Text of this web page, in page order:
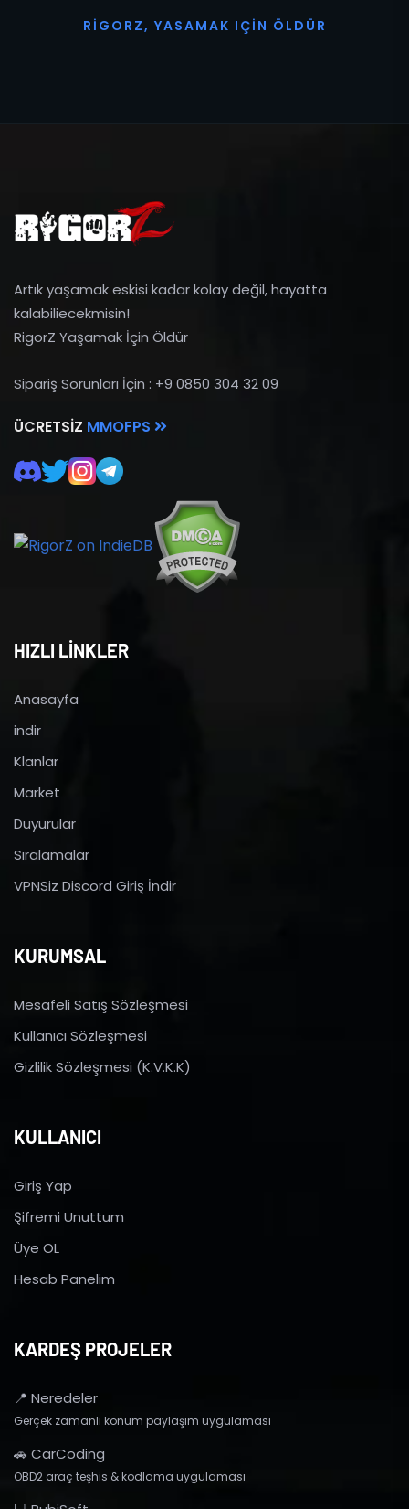
R I G O R Z, YASAMAK I ÇI N Ö L D Ü R
Artık yaşamak eskisi kadar kolay değil, hayatta
kalabiliecekmisin!
RigorZ Yaşamak İçin Öldür
Sipariş Sorunları İçin : +9 0850 304 32 09
ÜCRETSIZ MMOFPS
HIZLI LİNKLER
Anasayfa
indir
Klanlar
Market
Duyurular
Sıralamalar
VPNSiz Discord Giriş İndir
KURUMSAL
Mesafeli Satış Sözleşmesi
Kullanıcı Sözleşmesi
Gizlilik Sözleşmesi (K.V.K.K)
KULLANICI
Giriş Yap
Şifremi Unuttum
Üye OL
Hesab Panelim
KARDEŞ PROJELER
📍 Neredeler
Gerçek zamanlı konum paylaşım uygulaması
🚗 CarCoding
OBD2 araç teşhis & kodlama uygulaması